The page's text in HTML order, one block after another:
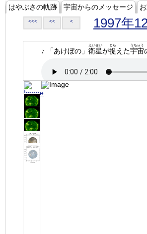
はやぶさの軌跡 宇宙からのメッセージ
<<< << < 1997年
♪ 「あけぼの」 衛星
えいせい
が捉
とら
えた宇宙
うちゅう